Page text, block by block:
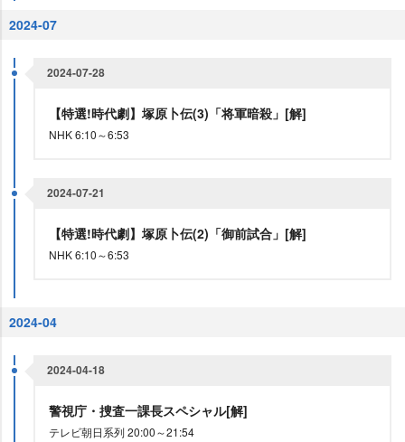
2024-07
2024-07-28
【特選!時代劇】塚原卜伝(3)「将軍暗殺」[解]
NHK 6:10～6:53
2024-07-21
【特選!時代劇】塚原卜伝(2)「御前試合」[解]
NHK 6:10～6:53
2024-04
2024-04-18
警視庁・捜査一課長スペシャル[解]
テレビ朝日系列 20:00～21:54